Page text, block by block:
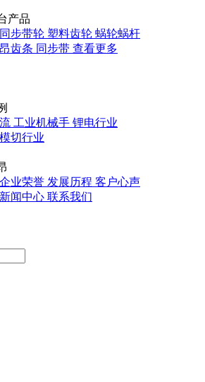
同步带轮 塑料齿轮 蜗轮蜗杆
齿条 同步带 查看更多
工业机械手 锂电行业
模切行业
企业荣誉 发展历程 客户心声
新闻中心 联系我们